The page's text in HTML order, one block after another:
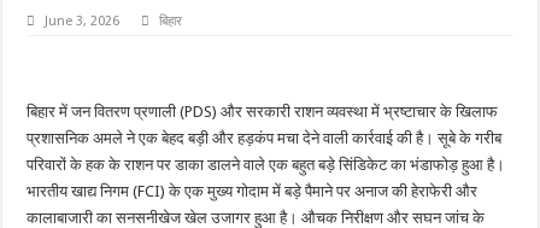
June 3, 2026 बिहार
बिहार में जन वितरण प्रणाली (PDS) और सरकारी राशन व्यवस्था में भ्रष्टाचार के खिलाफ
प्रशासनिक अमले ने एक बेहद बड़ी और हड़कंप मचा देने वाली कार्रवाई की है। सूबे के गरीब
परिवारों के हक के राशन पर डाका डालने वाले एक बहुत बड़े सिंडिकेट का भंडाफोड़ हुआ है।
भारतीय खाद्य निगम (FCI) के एक मुख्य गोदाम में बड़े पैमाने पर अनाज की हेराफेरी और
कालाबाजारी का सनसनीखेज खेल उजागर हुआ है। औचक निरीक्षण और सघन जांच के